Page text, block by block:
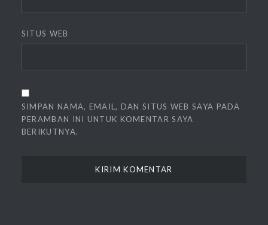
SITUS WEB
SIMPAN NAMA, EMAIL, DAN SITUS WEB SAYA PADA
PERAMBAN INI UNTUK KOMENTAR SAYA
BERIKUTNYA.